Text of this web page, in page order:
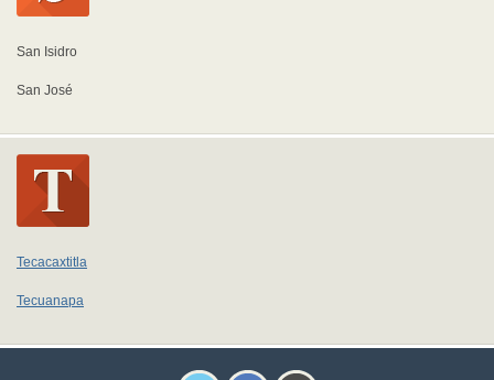
San Isidro
San José
Tecacaxtitla
Tecuanapa